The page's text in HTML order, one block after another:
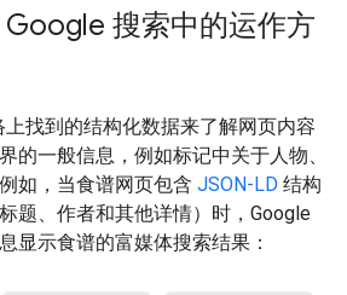
搜索中的运作方
找到的结构化数据来了解网页内容
的一般信息，例如标记中关于人物、
如，当食谱网页包含 JSON-LD 结构
题、作者和其他详情）时，Google
显示食谱的富媒体搜索结果：